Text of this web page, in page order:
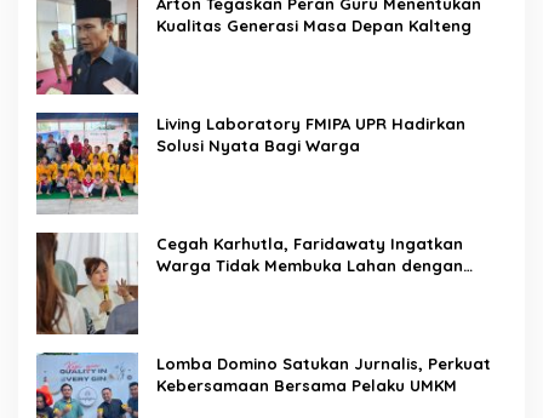
Kualitas Generasi Masa Depan Kalteng
Living Laboratory FMIPA UPR Hadirkan
Solusi Nyata Bagi Warga
Cegah Karhutla, Faridawaty Ingatkan
Warga Tidak Membuka Lahan dengan
Lomba Domino Satukan Jurnalis, Perkuat
Kebersamaan Bersama Pelaku UMKM